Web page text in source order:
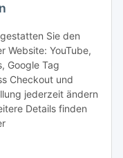
Sie den
Website: YouTube,
Google Tag
Checkout und
jederzeit ändern
Details finden
jederzeit widerruflich
Abonnieren